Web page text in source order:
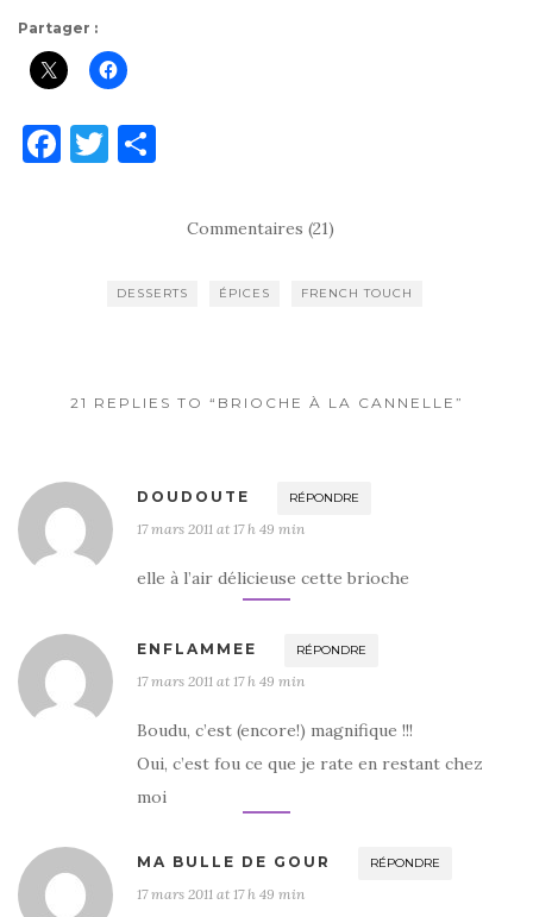
Partager :
F
k
T
r
ta
er
Commentaires (21)
DESSERTS ÉPICES FRENCH TOUCH
21 REPLIES TO “BRIOCHE À LA CANNELLE”
DOUDOUTE RÉPONDRE
17 mars 2011 at 17 h 49 min
elle à l’air délicieuse cette brioche
ENFLAMMEE RÉPONDRE
17 mars 2011 at 17 h 49 min
Boudu, c’est (encore!) magnifique !!!
Oui, c’est fou ce que je rate en restant chez
moi
MA BULLE DE GOUR RÉPONDRE
17 mars 2011 at 17 h 49 min